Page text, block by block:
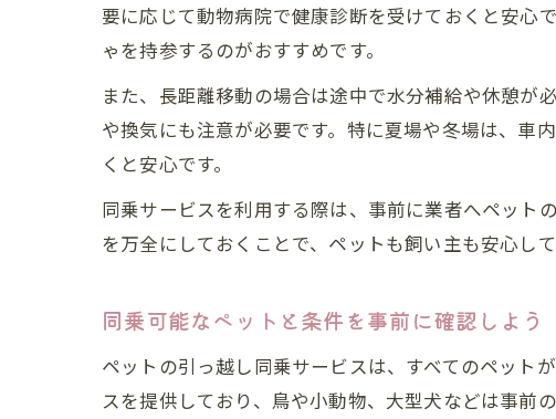
要に応じて動物病院で健康診断を受けておくと安心
ゃを持参するのがおすすめです。
また、長距離移動の場合は途中で水分補給や休憩が
や換気にも注意が必要です。特に夏場や冬場は、車
くと安心です。
同乗サービスを利用する際は、事前に業者へペット
を万全にしておくことで、ペットも飼い主も安心し
同乗可能なペットと条件を事前に確認しよう
ペットの引っ越し同乗サービスは、すべてのペット
スを提供しており、鳥や小動物、大型犬などは事前